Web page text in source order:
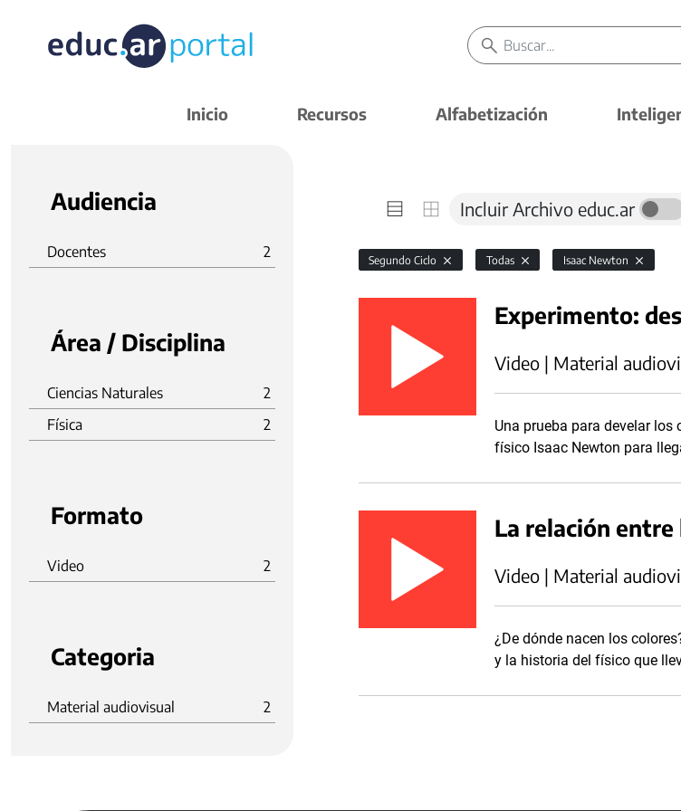
Inicio Recursos Alfabetización
Audiencia
Docentes 2
Área / Disciplina
Ciencias Naturales
2
Física
2
Formato
Video 2
Categoria
Material audiovisual 2
Incluir Archivo educ.ar
Segundo Ciclo Todas Isaac Newton
Experimento:
Video | Material
Una prueba para develar
físico Isaac Newton para
La relación entre
Video | Material
¿De dónde nacen los
y la historia del físico que